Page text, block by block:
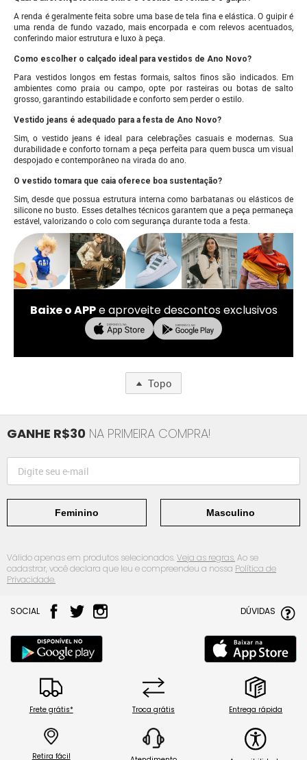
A renda é geralmente feita sobre uma base de tela fina e elástica. O guipir é
uma renda de fundo vazado, mais encorpada e com relevos acentuados,
conferindo maior estrutura e luxo à peça.
Como escolher o calçado ideal para vestidos de Ano Novo?
Para vestidos longos em festas formais, saltos finos são indicados. Em
ambientes como praia ou campo, opte por rasteiras ou botas de salto
grosso, garantindo estabilidade e conforto sem perder o estilo.
Vestido jeans é adequado para a festa de Ano Novo?
Sim, o vestido jeans é ideal para celebrações casuais e modernas. Sua
durabilidade e conforto tornam a peça perfeita para quem busca um visual
despojado e contemporâneo na virada do ano.
O vestido tomara que caia oferece boa sustentação?
Sim, desde que possua estrutura interna como barbatanas ou elásticos de
silicone no busto. Esses detalhes técnicos garantem que a peça permaneça
estável, valorizando o colo com segurança durante toda a festa.
Baixe o APPe aproveite descontos exclusivos
Topo
GANHE R$30 NA PRIMEIRA COMPRA!
Feminino Masculino
Válido apenas em produtos selecionados.Veja as regras.Ao se
cadastrar, você declara que leu e compreendeu a nossa Política de
Privacidade.
SOCIAL DÚVIDAS
Frete grátis* Troca grátis Entrega rápida
Retira fácil